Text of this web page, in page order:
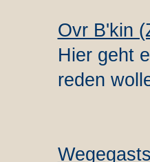
Ovr B'kin
Hier geht
reden